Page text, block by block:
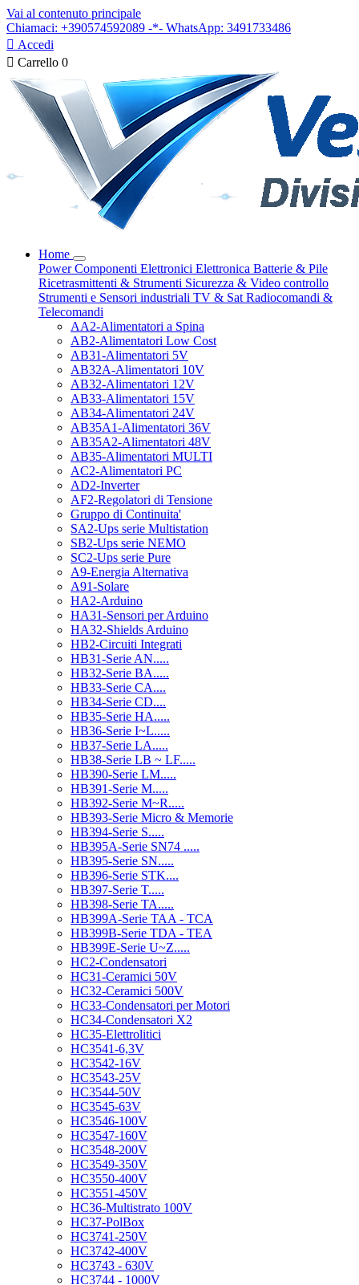
Vai al contenuto principale
Chiamaci: +390574592089 -*- WhatsApp: 3491733486
 Accedi
 Carrello 0
Home
PowerComponenti Elettronici Elettronica Batterie & Pile
Ricetrasmittenti & Strumenti Sicurezza & Video controllo
Strumenti e Sensori industriali TV & Sat Radiocomandi &
Telecomandi
AA2-Alimentatori a Spina
AB2-Alimentatori Low Cost
AB31-Alimentatori 5V
AB32A-Alimentatori 10V
AB32-Alimentatori 12V
AB33-Alimentatori 15V
AB34-Alimentatori 24V
AB35A1-Alimentatori 36V
AB35A2-Alimentatori 48V
AB35-Alimentatori MULTI
AC2-Alimentatori PC
AD2-Inverter
AF2-Regolatori di Tensione
Gruppo di Continuita'
SA2-Ups serie Multistation
SB2-Ups serie NEMO
SC2-Ups serie Pure
A9-Energia Alternativa
A91-Solare
HA2-Arduino
HA31-Sensori per Arduino
HA32-Shields Arduino
HB2-Circuiti Integrati
HB31-Serie AN.....
HB32-Serie BA.....
HB33-Serie CA....
HB34-Serie CD....
HB35-Serie HA.....
HB36-Serie I~L.....
HB37-Serie LA.....
HB38-Serie LB ~ LF.....
HB390-Serie LM.....
HB391-Serie M.....
HB392-Serie M~R.....
HB393-Serie Micro & Memorie
HB394-Serie S.....
HB395A-Serie SN74 .....
HB395-Serie SN.....
HB396-Serie STK....
HB397-Serie T.....
HB398-Serie TA.....
HB399A-Serie TAA - TCA
HB399B-Serie TDA - TEA
HB399E-Serie U~Z.....
HC2-Condensatori
HC31-Ceramici 50V
HC32-Ceramici 500V
HC33-Condensatori per Motori
HC34-Condensatori X2
HC35-Elettrolitici
HC3541-6,3V
HC3542-16V
HC3543-25V
HC3544-50V
HC3545-63V
HC3546-100V
HC3547-160V
HC3548-200V
HC3549-350V
HC3550-400V
HC3551-450V
HC36-Multistrato 100V
HC37-PolBox
HC3741-250V
HC3742-400V
HC3743 - 630V
HC3744 - 1000V